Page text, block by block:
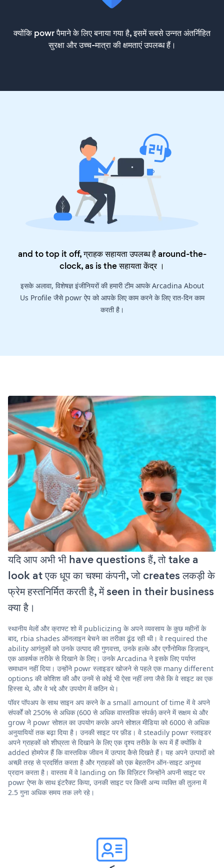
क्योंकि powr पैमाने के लिए बनाया गया है, इसमें सबसे उन्नत अंतर्निहित
सुरक्षा और उच्च-मात्रा की क्षमताएं उपलब्ध हैं।
and to top it off, ग्राहक सहायता उपलब्ध है around-the-
clock, as is theसहायता केंद्र।
इसके अलावा, विशेषज्ञ इंजीनियरों की हमारी टीम आपके Arcadina About
Us Profile जैसे powr ऐप को आपके लिए काम करने के लिए रात-दिन काम
करती है।
यदि आप अभी भी have questions हैं, तो take a
look at एक धूप का चश्मा कंपनी, जो creates लकड़ी के
फ्रेम हस्तनिर्मित करती है, में seen in their business
क्या है।
स्थानीय मेलों और क्राफ्ट शो में publicizing के अपने व्यवसाय के कुछ महीनों के
बाद, rbia shades ऑनलाइन बेचने का तरीका ढूंढ रही थी। वे required the
ability आगंतुकों को उनके उत्पाद की गुणवत्ता, उनके हल्के और एर्गोनोमिक डिज़ाइन,
एक आकर्षक तरीके से दिखाने के लिए। उनके Arcadina ने इसके लिए पर्याप्त
समाधान नहीं दिया। उन्होंने powr स्लाइडर खोजने से पहले एक many different
options की कोशिश की और उनमें से कोई भी ऐसा नहीं लगा जैसे कि वे साइट का एक
हिस्सा थे, और वे भद्दे और उपयोग में कठिन थे।
पॉवर पॉपअप के साथ साइन अप करने के a small amount of time में वे अपने
संपर्कों को 250% से अधिक (600 से अधिक वास्तविक संपर्क) करने में सक्षम थे और
grow ने powr सोशल का उपयोग करके अपने सोशल मीडिया को 6000 से अधिक
अनुयायियों तक बढ़ा दिया है। उनकी साइट पर फ़ीड। वे steadily powr स्लाइडर
अपने ग्राहकों को शीघ्रता से दिखाने के लिए एक दृश्य तरीके के रूप में हैं क्योंकि वे
added होमपेज हैं कि वास्तविक जीवन में उत्पाद कैसे दिखते हैं। यह अपने उत्पादों को
अच्छी तरह से प्रदर्शित करता है और ग्राहकों को एक बेहतरीन ऑन-साइट अनुभव
प्रदान करता है। वास्तव में वे landing on कि विज़िटर जिन्होंने अपनी साइट पर
powr ऐप्स के साथ इंटरैक्ट किया, उनकी साइट पर किसी अन्य व्यक्ति की तुलना में
2.5 गुना अधिक समय तक लगे रहे।